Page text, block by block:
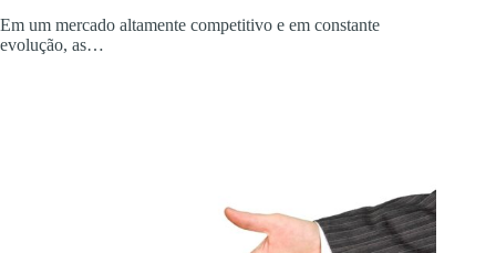
Em um mercado altamente competitivo e em constante
evolução, as…